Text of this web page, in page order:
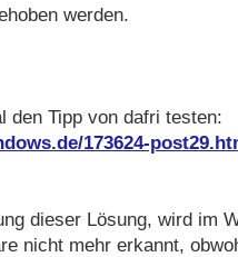
werden.
den Tipp von dafri testen:
173624-
dieser Lösung, wird im
nicht mehr erkannt,